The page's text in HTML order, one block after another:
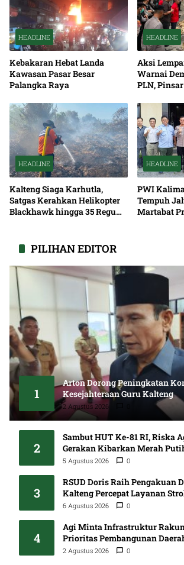
HEADLINE
Kebakaran Hebat Landa
Kawasan Pasar Besar
Palangka Raya
HEADLINE
Aksi
Warnai
PLN,
HEADLINE
Kalteng Siaga Karhutla,
Satgas Kerahkan Helikopter
Blackhawk hingga 35 Regu
HEADLINE
PWI
Tempuh
Martabat
PILIHAN EDITOR
1
Arton Dorong Peningkatan
Kesejahteraan Guru Kalteng
2 Agustus 2026
2
Sambut HUT Ke-81 RI, Riska
Gerakan Kibarkan Merah
Kalteng
5 Agustus 2026 0
3
RSUD Doris Raih Pengakuan
Kalteng Percepat Layanan
Pelosok
6 Agustus 2026 0
4
Agi Minta Infrastruktur
Prioritas Pembangunan
2 Agustus 2026 0